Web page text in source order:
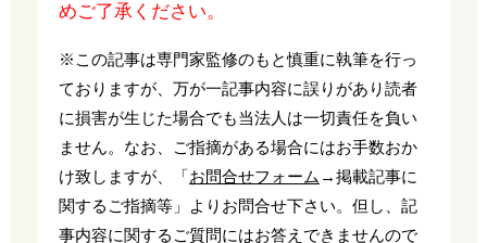
めご了承ください。
※この記事は専門家監修のもと慎重に執筆を行っ
ておりますが、万が一記事内容に誤りがあり読者
に損害が生じた場合でも当法人は一切責任を負い
ません。なお、ご指摘がある場合にはお手数おか
け致しますが、「お問合せフォーム →掲載記事に
関するご指摘等」よりお問合せ下さい。但し、記
事内容に関するご質問にはお答えできませんので